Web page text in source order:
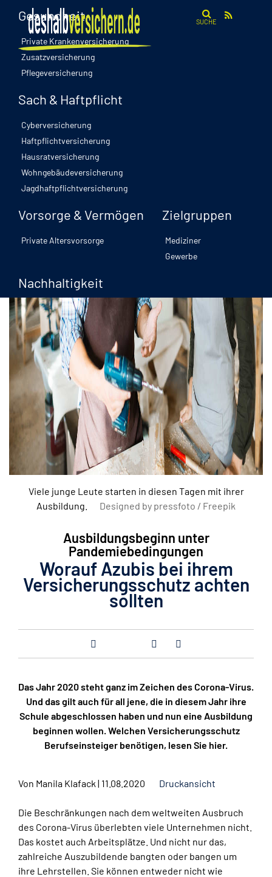
SUCHE
Gesundheit
Private Krankenversicherung
Zusatzversicherung
Pflegeversicherung
Sach & Haftpflicht
Cyberversicherung
Haftpflichtversicherung
Hausratversicherung
Wohngebäudeversicherung
Jagdhaftpflichtversicherung
Vorsorge & Vermögen
Private Altersvorsorge
Zielgruppen
Mediziner
Gewerbe
Nachhaltigkeit
Viele junge Leute starten in diesen Tagen mit ihrer
Ausbildung.
Designed by pressfoto / Freepik
Ausbildungsbeginn unter
Pandemiebedingungen
Worauf Azubis bei ihrem
Versicherungsschutz achten
sollten
Das Jahr 2020 steht ganz im Zeichen des Corona-Virus.
Und das gilt auch für all jene, die in diesem Jahr ihre
Schule abgeschlossen haben und nun eine Ausbildung
beginnen wollen. Welchen Versicherungsschutz
Berufseinsteiger benötigen, lesen Sie hier.
Von Manila Klafack | 11.08.2020 Druckansicht
Die Beschränkungen nach dem weltweiten Ausbruch
des Corona-Virus überlebten viele Unternehmen nicht.
Das kostet auch Arbeitsplätze. Und nicht nur das,
zahlreiche Auszubildende bangten oder bangen um
ihre Lehrstellen. Sie können entweder nicht wie